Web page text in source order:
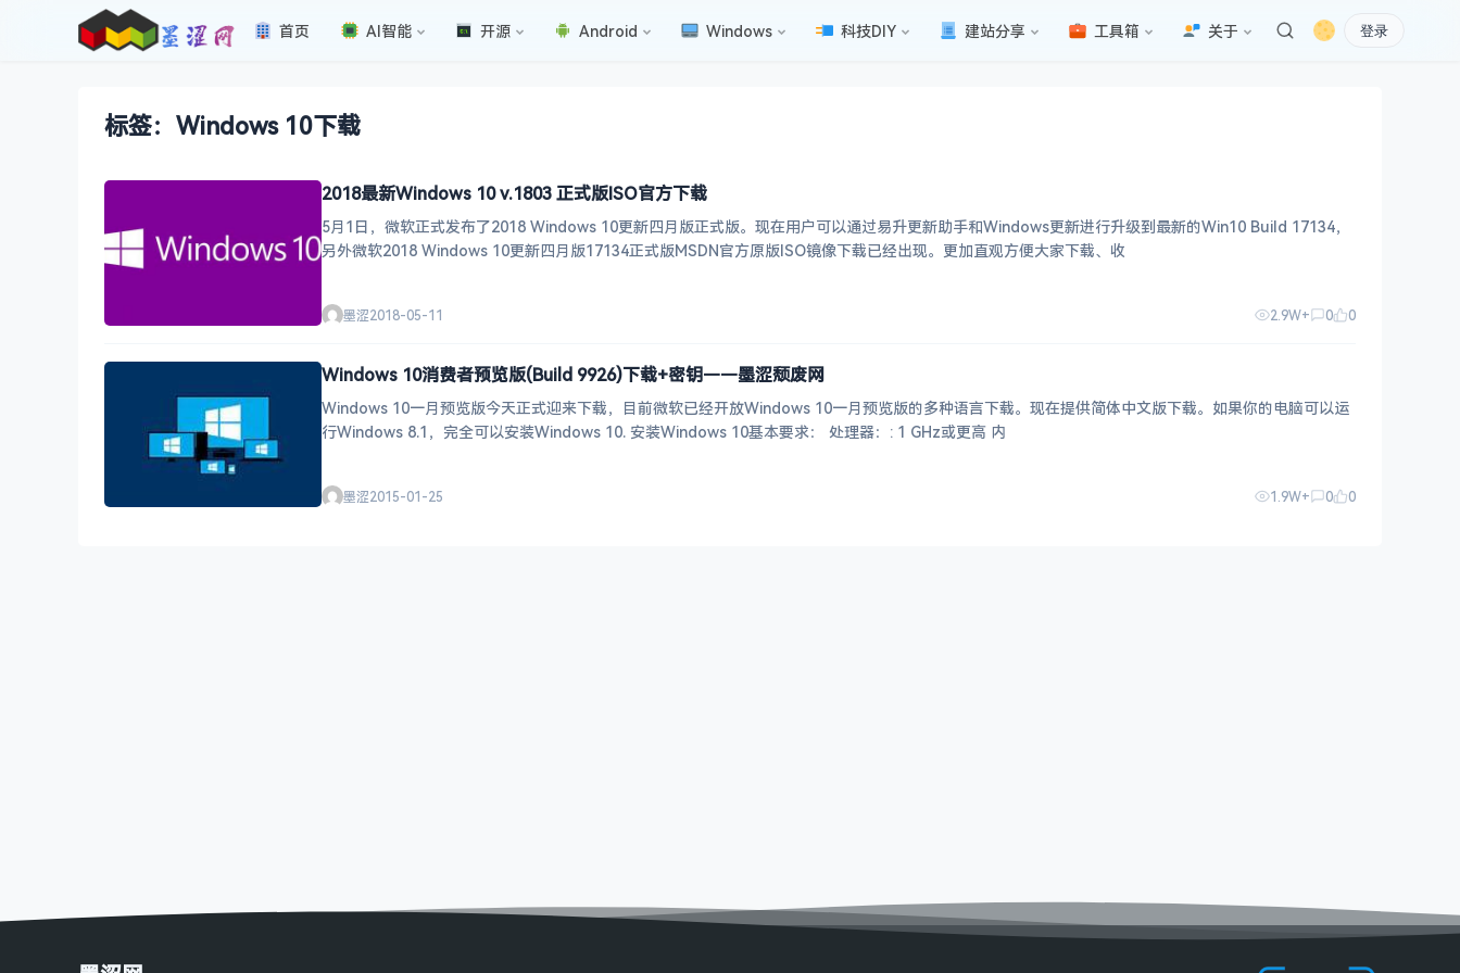
首页 AI智能 开源 Android Windows 科技DIY 建站分享 工具箱 关于 登录
标签：Windows 10下载
2018最新Windows 10 v.1803 正式版ISO官方下载
5月1日，微软正式发布了2018 Windows 10更新四月版正式版。现在用户可以通过易升更新助手和Windows更新进行升级到最新的Win10 Build 17134，
另外微软2018 Windows 10更新四月版17134正式版MSDN官方原版ISO镜像下载已经出现。更加直观方便大家下载、收
墨涩2018-05-11 2.9W+ 0 0
Windows 10消费者预览版(Build 9926)下载+密钥——墨涩颓废网
Windows 10一月预览版今天正式迎来下载，目前微软已经开放Windows 10一月预览版的多种语言下载。现在提供简体中文版下载。如果你的电脑可以运
行Windows 8.1，完全可以安装Windows 10. 安装Windows 10基本要求： 处理器：: 1 GHz或更高 内
墨涩2015-01-25 1.9W+ 0 0